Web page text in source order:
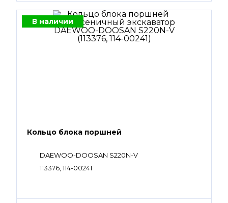
В наличии
Кольцо блока поршней
DAEWOO-DOOSAN S220N-V
113376, 114-00241